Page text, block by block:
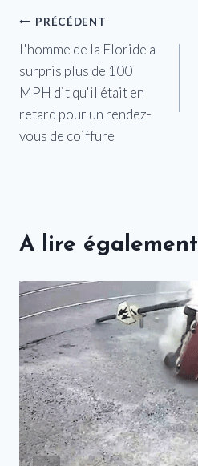
Navigation
de
l’article
PRÉCÉDENT
L'homme de la Floride a
surpris plus de 100
MPH dit qu'il était en
retard pour un rendez-
vous de coiffure
A lire également